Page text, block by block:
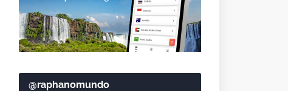
@raphanomundo